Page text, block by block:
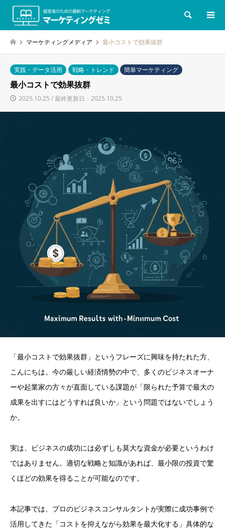
検索
マーケティングメディア 最小コストで効果抜群
実践・データ活用 戦略・トレンド
簡単マーケティング
最小コストで効果抜群
2025.10.25 / 最終更新日：2025.10.25
「最小コストで効果抜群」というフレーズに興味を持たれた方、
こんにちは。今の厳しい経済情勢の中で、多くのビジネスオーナ
ーや起業家の方々が直面している課題が「限られた予算で最大の
成果を出すにはどうすれば良いか」という問題ではないでしょう
か。
実は、ビジネスの成功には必ずしも莫大な資金が必要というわけ
ではありません。適切な戦略と知識があれば、最小限の投資で驚
くほどの効果を得ることが可能なのです。
本記事では、プロのビジネスコンサルタントが実際に成功事例で
活用してきた「コストを抑えながら効果を最大化する」具体的な